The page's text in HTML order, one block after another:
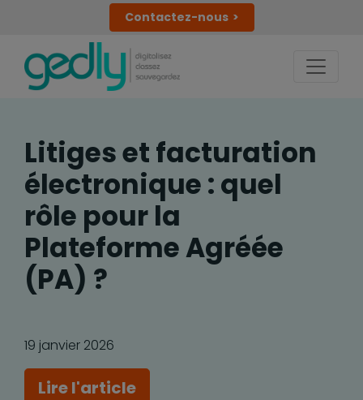
Contactez-nous
Litiges et facturation
électronique : quel
rôle pour la
Plateforme Agréée
(PA) ?
19 janvier 2026
Lire l'article